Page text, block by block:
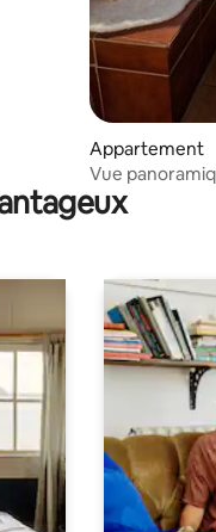
Appartement
Vue
l'océan